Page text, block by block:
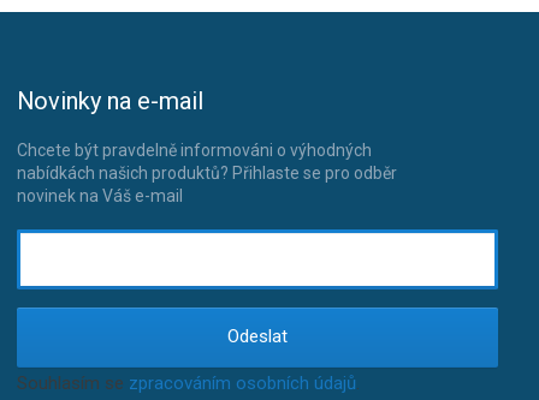
Novinky na e-mail
Chcete být pravdelně informováni o výhodných
nabídkách našich produktů? Přihlaste se pro odběr
novinek na Váš e-mail
Odeslat
Souhlasím se zpracováním osobních údajů.